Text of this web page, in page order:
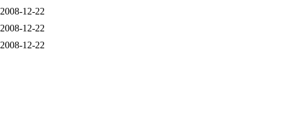
2008-12-22
2008-12-22
2008-12-22